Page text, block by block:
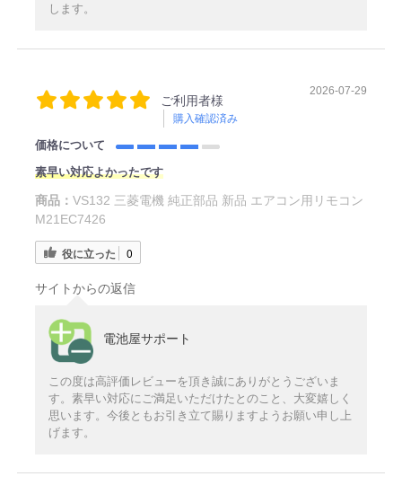
します。
ご利用者様
購入確認済み
2026-07-29
価格について
素早い対応よかったです
商品： VS132 三菱電機 純正部品 新品 エアコン用リモコン
M21EC7426
役に立った 0
サイトからの返信
電池屋サポート
この度は高評価レビューを頂き誠にありがとうございま
す。素早い対応にご満足いただけたとのこと、大変嬉しく
思います。今後ともお引き立て賜りますようお願い申し上
げます。